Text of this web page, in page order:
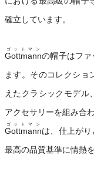
確立しています。
Gottmann
ゴットマン
の帽子はフ
ます。そのコレクショ
えたクラシックモデル
アクセサリーを組み合
Gottmann
ゴットマン
は、仕上が
最高の品質基準に情熱